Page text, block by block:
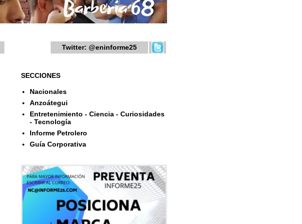
Twitter: @eninforme25
SECCIONES
Nacionales
Anzoátegui
Entretenimiento - Ciencia - Curiosidades
- Tecnología
Informe Petrolero
Guía Corporativa